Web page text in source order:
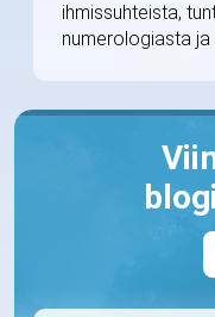
ihmissuhteista,
numerologiasta